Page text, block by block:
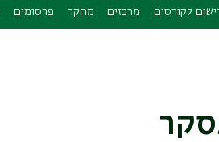
לקורסים מרכזים מחקר פרסומים